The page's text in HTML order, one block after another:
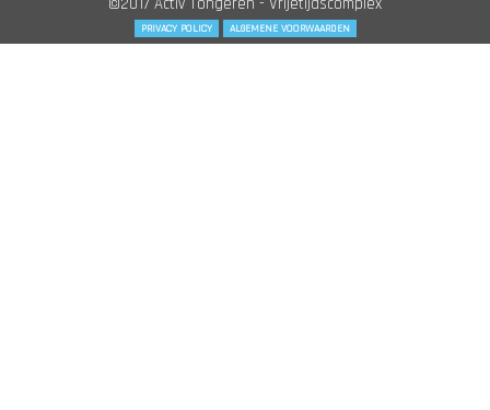
PRIVACY POLICY ALGEMENE VOORWAARDEN